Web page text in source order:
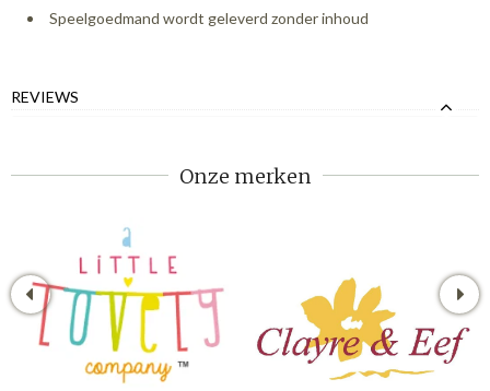
Speelgoedmand wordt geleverd zonder inhoud
REVIEWS
Onze merken